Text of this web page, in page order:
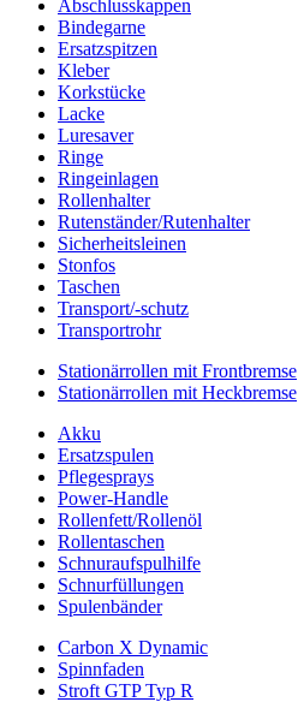
Abschlusskappen
Bindegarne
Ersatzspitzen
Kleber
Korkstücke
Lacke
Luresaver
Ringe
Ringeinlagen
Rollenhalter
Rutenständer/Rutenhalter
Sicherheitsleinen
Stonfos
Taschen
Transport/-schutz
Transportrohr
Stationärrollen mit Frontbremse
Stationärrollen mit Heckbremse
Akku
Ersatzspulen
Pflegesprays
Power-Handle
Rollenfett/Rollenöl
Rollentaschen
Schnuraufspulhilfe
Schnurfüllungen
Spulenbänder
Carbon X Dynamic
Spinnfaden
Stroft GTP Typ R